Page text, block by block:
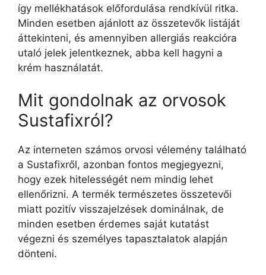
így mellékhatások előfordulása rendkívül ritka.
Minden esetben ajánlott az összetevők listáját
áttekinteni, és amennyiben allergiás reakcióra
utaló jelek jelentkeznek, abba kell hagyni a
krém használatát.
Mit gondolnak az orvosok
Sustafixról?
Az interneten számos orvosi vélemény található
a Sustafixről, azonban fontos megjegyezni,
hogy ezek hitelességét nem mindig lehet
ellenőrizni. A termék természetes összetevői
miatt pozitív visszajelzések dominálnak, de
minden esetben érdemes saját kutatást
végezni és személyes tapasztalatok alapján
dönteni.